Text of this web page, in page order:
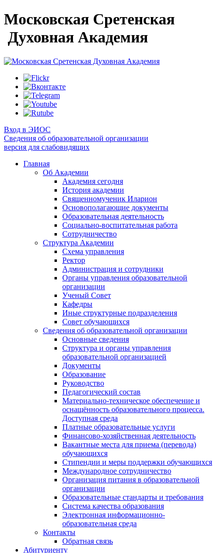
Московская Сретенская
Духовная Академия
Вход в ЭИОС
Сведения об образовательной организации
версия для слабовидящих
Главная
Об Академии
Академия сегодня
История академии
Священномученик Иларион
Основополагающие документы
Образовательная деятельность
Социально-воспитательная работа
Сотрудничество
Структура Академии
Схема управления
Ректор
Администрация и сотрудники
Органы управления образовательной
организации
Ученый Совет
Кафедры
Иные структурные подразделения
Совет обучающихся
Сведения об образовательной организации
Основные сведения
Структура и органы управления
образовательной организацией
Документы
Образование
Руководство
Педагогический состав
Материально-техническое обеспечение и
оснащённость образовательного процесса.
Доступная среда
Платные образовательные услуги
Финансово-хозяйственная деятельность
Вакантные места для приема (перевода)
обучающихся
Стипендии и меры поддержки обучающихся
Международное сотрудничество
Организация питания в образовательной
организации
Образовательные стандарты и требования
Система качества образования
Электронная информационно-
образовательная среда
Контакты
Обратная связь
Абитуриенту